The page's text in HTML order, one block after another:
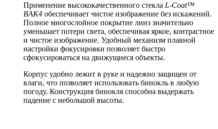
Применение высококачественного стекла L-Coat™
BAK4 обеспечивает чистое изображение без искажений.
Полное многослойное покрытие линз значительно
уменьшает потери света, обеспечивая яркое, контрастное
и чистое изображение. Удобный механизм плавной
настройки фокусировки позволяет быстро
сфокусироваться на движущиеся объекты.
Корпус удобно лежит в руке и надежно защищен от
влаги, что позволяет использовать бинокль в любую
погоду. Конструкция бинокля способна выдержать
падение с небольшой высоты.